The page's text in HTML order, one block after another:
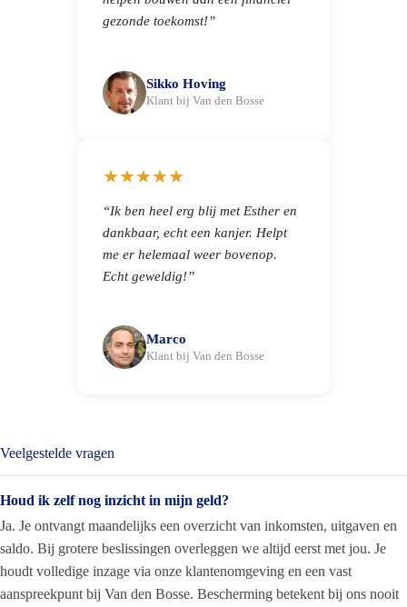
gezonde toekomst!”
Sikko Hoving
Klant bij Van den Bosse
★★★★★
“Ik ben heel erg blij met Esther en
dankbaar, echt een kanjer. Helpt
me er helemaal weer bovenop.
Echt geweldig!”
Marco
Klant bij Van den Bosse
Veelgestelde vragen
Houd ik zelf nog inzicht in mijn geld?
Ja. Je ontvangt maandelijks een overzicht van inkomsten, uitgaven en
saldo. Bij grotere beslissingen overleggen we altijd eerst met jou. Je
houdt volledige inzage via onze klantenomgeving en een vast
aanspreekpunt bij Van den Bosse. Bescherming betekent bij ons nooit